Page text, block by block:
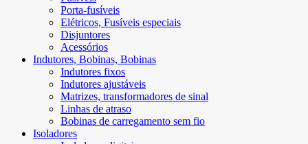
Porta-fusíveis
Elétricos, Fusíveis especiais
Disjuntores
Acessórios
Indutores, Bobinas, Bobinas
Indutores fixos
Indutores ajustáveis
Matrizes, transformadores de sinal
Linhas de atraso
Bobinas de carregamento sem fio
Isoladores